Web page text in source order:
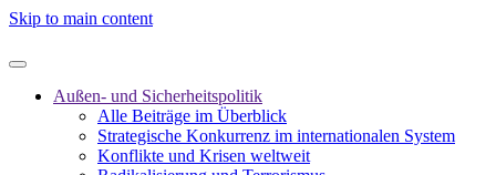
Skip to main content
Außen- und Sicherheitspolitik
Alle Beiträge im Überblick
Strategische Konkurrenz im internationalen System
Konflikte und Krisen weltweit